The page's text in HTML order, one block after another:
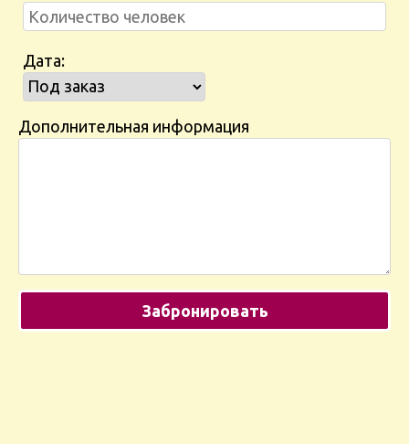
Дата:
Дополнительная информация